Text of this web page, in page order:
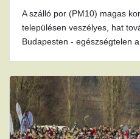
A szálló por (PM10) magas
településen veszélyes, hat
Budapesten - egészségtelen